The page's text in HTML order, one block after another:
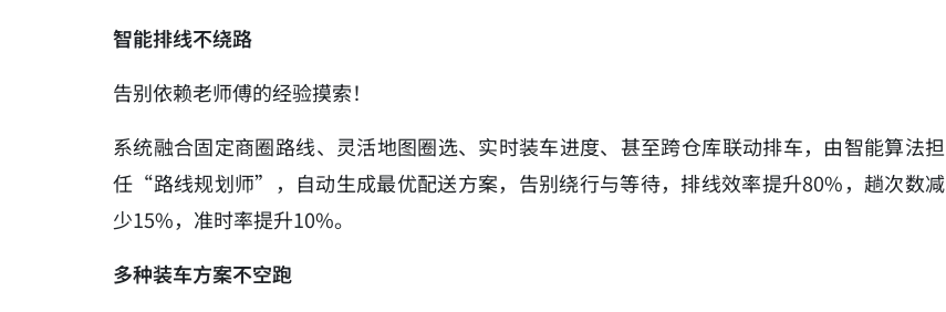
智能排线不绕路
告别依赖老师傅的经验摸索！
系统融合固定商圈路线、灵活地图圈选、实时装车进度、甚至跨仓库联动排车，由智能算法担
任“路线规划师”，自动生成最优配送方案，告别绕行与等待，排线效率提升80%，趟次数减
少15%，准时率提升10%。
多种装车方案不空跑